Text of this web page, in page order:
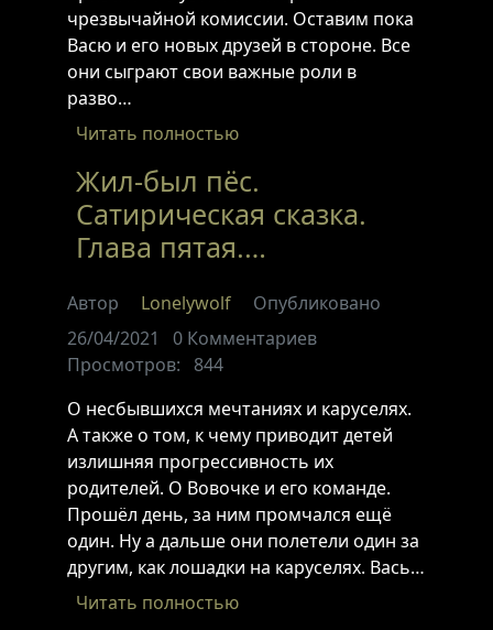
чрезвычайной комиссии. Оставим пока
Васю и его новых друзей в стороне. Все
они сыграют свои важные роли в
разво…
Читать полностью
Жил-был пёс.
Сатирическая сказка.
Глава пятая.…
Автор Lonelywolf
Опубликовано
26/04/2021
0 Комментариев
Просмотров:
844
О несбывшихся мечтаниях и каруселях.
А также о том, к чему приводит детей
излишняя прогрессивность их
родителей. О Вовочке и его команде.
Прошёл день, за ним промчался ещё
один. Ну а дальше они полетели один за
другим, как лошадки на каруселях. Вась…
Читать полностью